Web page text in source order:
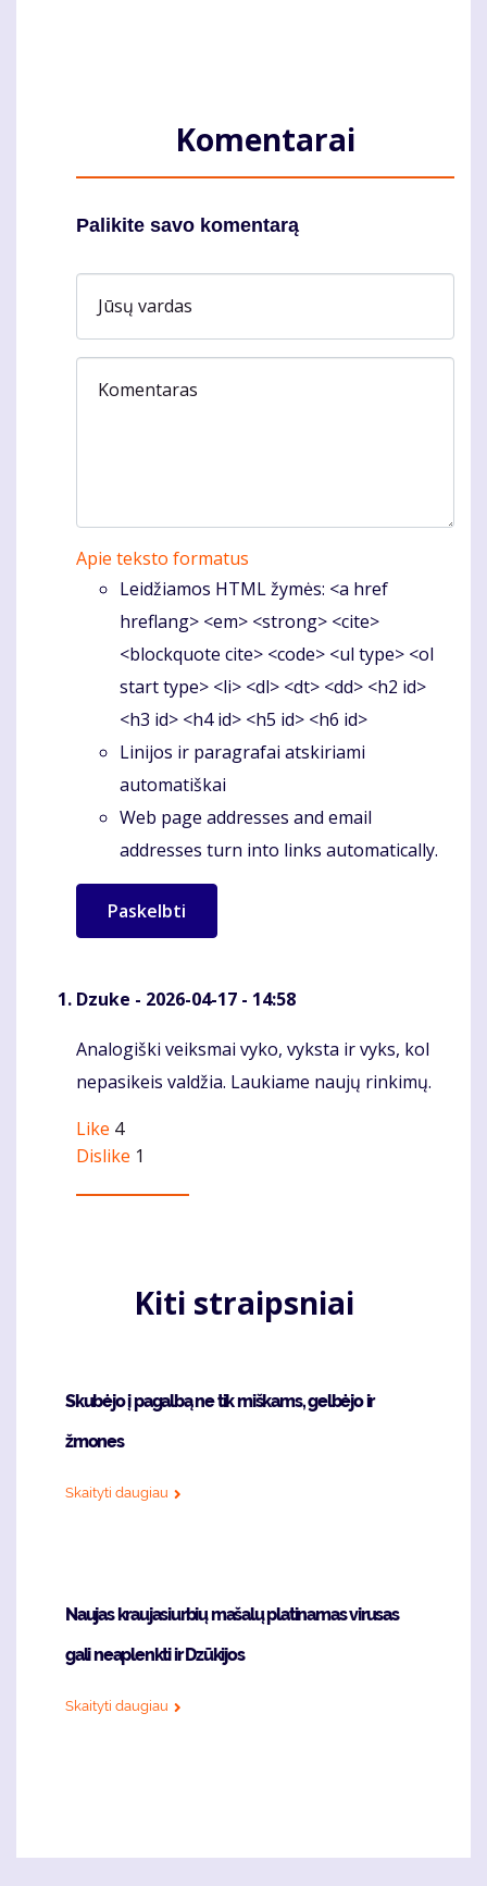
Komentarai
Palikite savo komentarą
Jūsų vardas
Komentaras
Apie teksto formatus
Leidžiamos HTML žymės: <a href
hreflang> <em> <strong> <cite>
<blockquote cite> <code> <ul type> <ol
start type> <li> <dl> <dt> <dd> <h2 id>
<h3 id> <h4 id> <h5 id> <h6 id>
Linijos ir paragrafai atskiriami
automatiškai
Web page addresses and email
addresses turn into links automatically.
Dzuke - 2026-04-17 - 14:58
Komentaras
Analogiški veiksmai vyko, vyksta ir vyks, kol
nepasikeis valdžia. Laukiame naujų rinkimų.
Like 4
Dislike 1
Kiti straipsniai
Skubėjo į pagalbą ne tik miškams, gelbėjo ir
žmones
Skaityti daugiau
Naujas kraujasiurbių mašalų platinamas virusas
gali neaplenkti ir Dzūkijos
Skaityti daugiau